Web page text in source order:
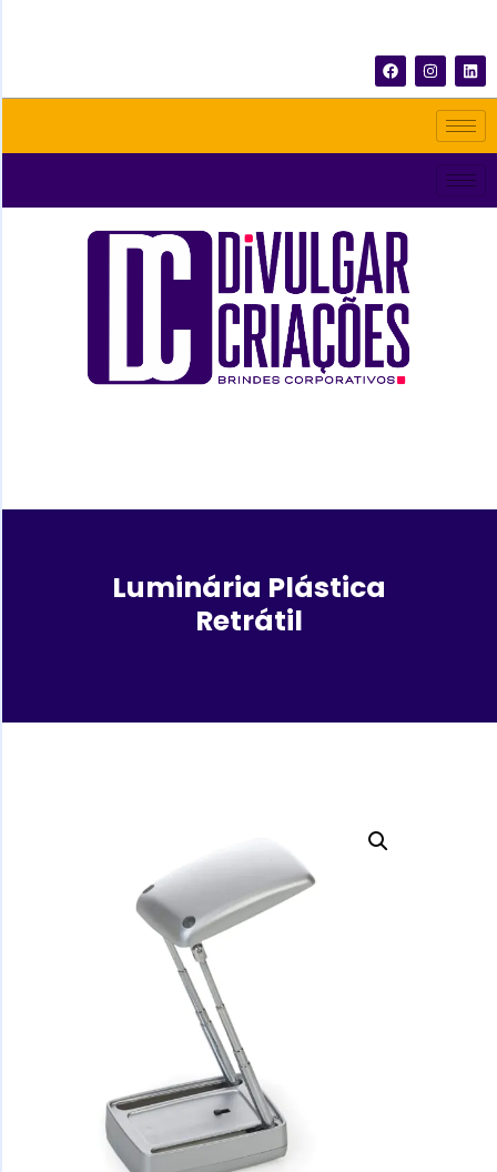
Luminária Plástica
Retrátil